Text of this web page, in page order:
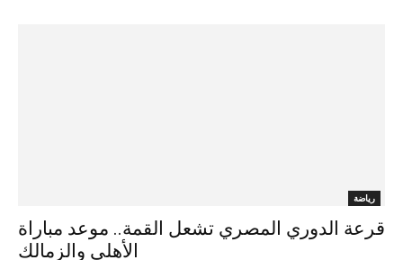
رياضة
قرعة الدوري المصري تشعل القمة.. موعد مباراة
الأهلي والزمالك